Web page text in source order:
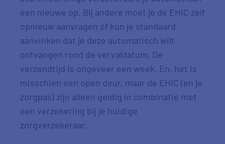
een nieuwe op. Bij andere moet je de EHIC zelf
opnieuw aanvragen óf kun je standaard
aanvinken dat je deze automatisch wilt
ontvangen rond de vervaldatum. De
verzendtijd is ongeveer een week. En, het is
misschien een open deur, maar de EHIC (en je
zorgpas) zijn alleen geldig in combinatie met
een verzekering bij je huidige
zorgverzekeraar.